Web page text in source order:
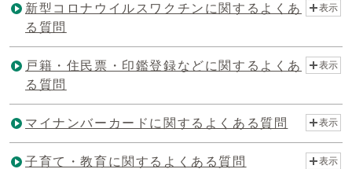
新型コロナウイルスワクチンに関するよくあ
る質問
表示
戸籍・住民票・印鑑登録などに関するよくあ
る質問
表示
マイナンバーカードに関するよくある質問 表示
子育て・教育に関するよくある質問 表示